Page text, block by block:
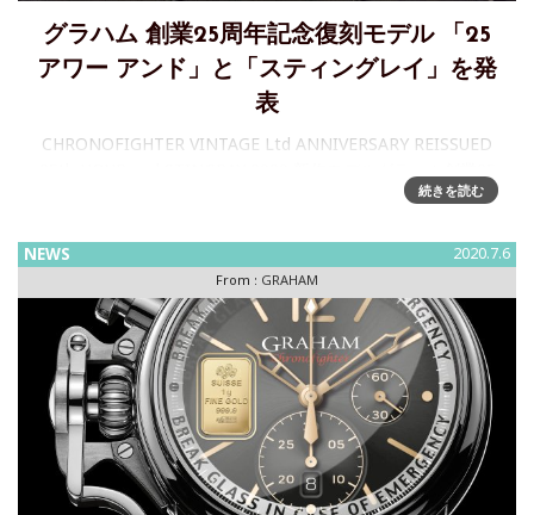
グラハム 創業25周年記念復刻モデル 「25
アワー アンド」と「スティングレイ」を発
表
CHRONOFIGHTER VINTAGE Ltd ANNIVERSARY REISSUED
周年記念復刻モデル「25 アワー アンド」と続きを読む
NEWS 2020.7.6
From : GRAHAM